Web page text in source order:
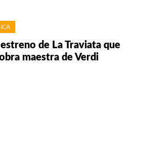
de La Traviata que
maestra de Verdi